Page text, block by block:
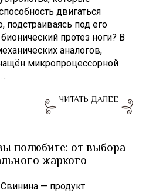
двигаться
подстраиваясь под его
протез ноги? В
аналогов,
микропроцессорной
ЧИТАТЬ ДАЛЕЕ
полюбите: от выбора
жаркого
Свинина — продукт